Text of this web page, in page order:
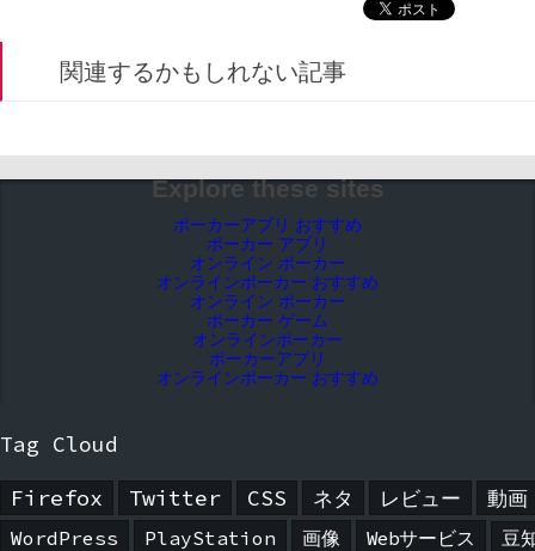
関連するかもしれない記事
Explore these sites
ポーカーアプリ おすすめ
ポーカー アプリ
オンライン ポーカー
オンラインポーカー おすすめ
オンライン ポーカー
ポーカー ゲーム
オンラインポーカー
ポーカーアプリ
オンラインポーカー おすすめ
Tag Cloud
Firefox
Twitter CSS ネタ レビュー 動画
WordPress PlayStation 画像 Webサービス 豆